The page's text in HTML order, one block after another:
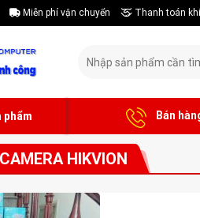
Miễn phí vận chuyển Thanh toán
kiếm:
phẩm Bán
CAMERA HIKVION